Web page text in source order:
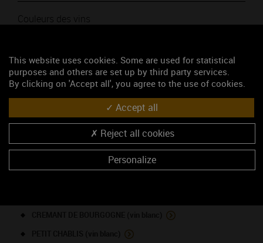
Couleurs des vins
LISTE DES APPELLATIONS PRODUITES PAR LE DOMAINE
BOURGOGNE (vin rouge)
This website uses cookies. Some are used for statistical
purposes and others are set up by third party services.
By clicking on 'Accept all', you agree to the use of cookies.
Accept all
Reject all cookies
Personalize